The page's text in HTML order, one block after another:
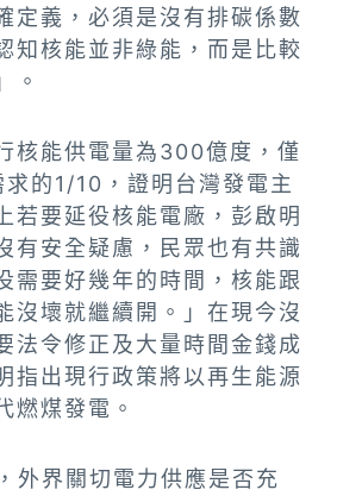
定義，必須是沒有排碳係數
知核能並非綠能，而是比較
。
核能供電量為300億度，僅
的1/10，證明台灣發電主
若要延役核能電廠，彭啟明
有安全疑慮，民眾也有共識
需要好幾年的時間，核能跟
沒壞就繼續開。」在現今沒
法令修正及大量時間金錢成
指出現行政策將以再生能源
燃煤發電。
外界關切電力供應是否充